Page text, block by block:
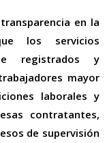
en la
los servicios
registrados y
mayor
laborales y
contratantes,
de supervisión